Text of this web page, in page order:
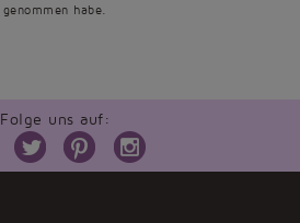
genommen habe.
Folge uns auf: